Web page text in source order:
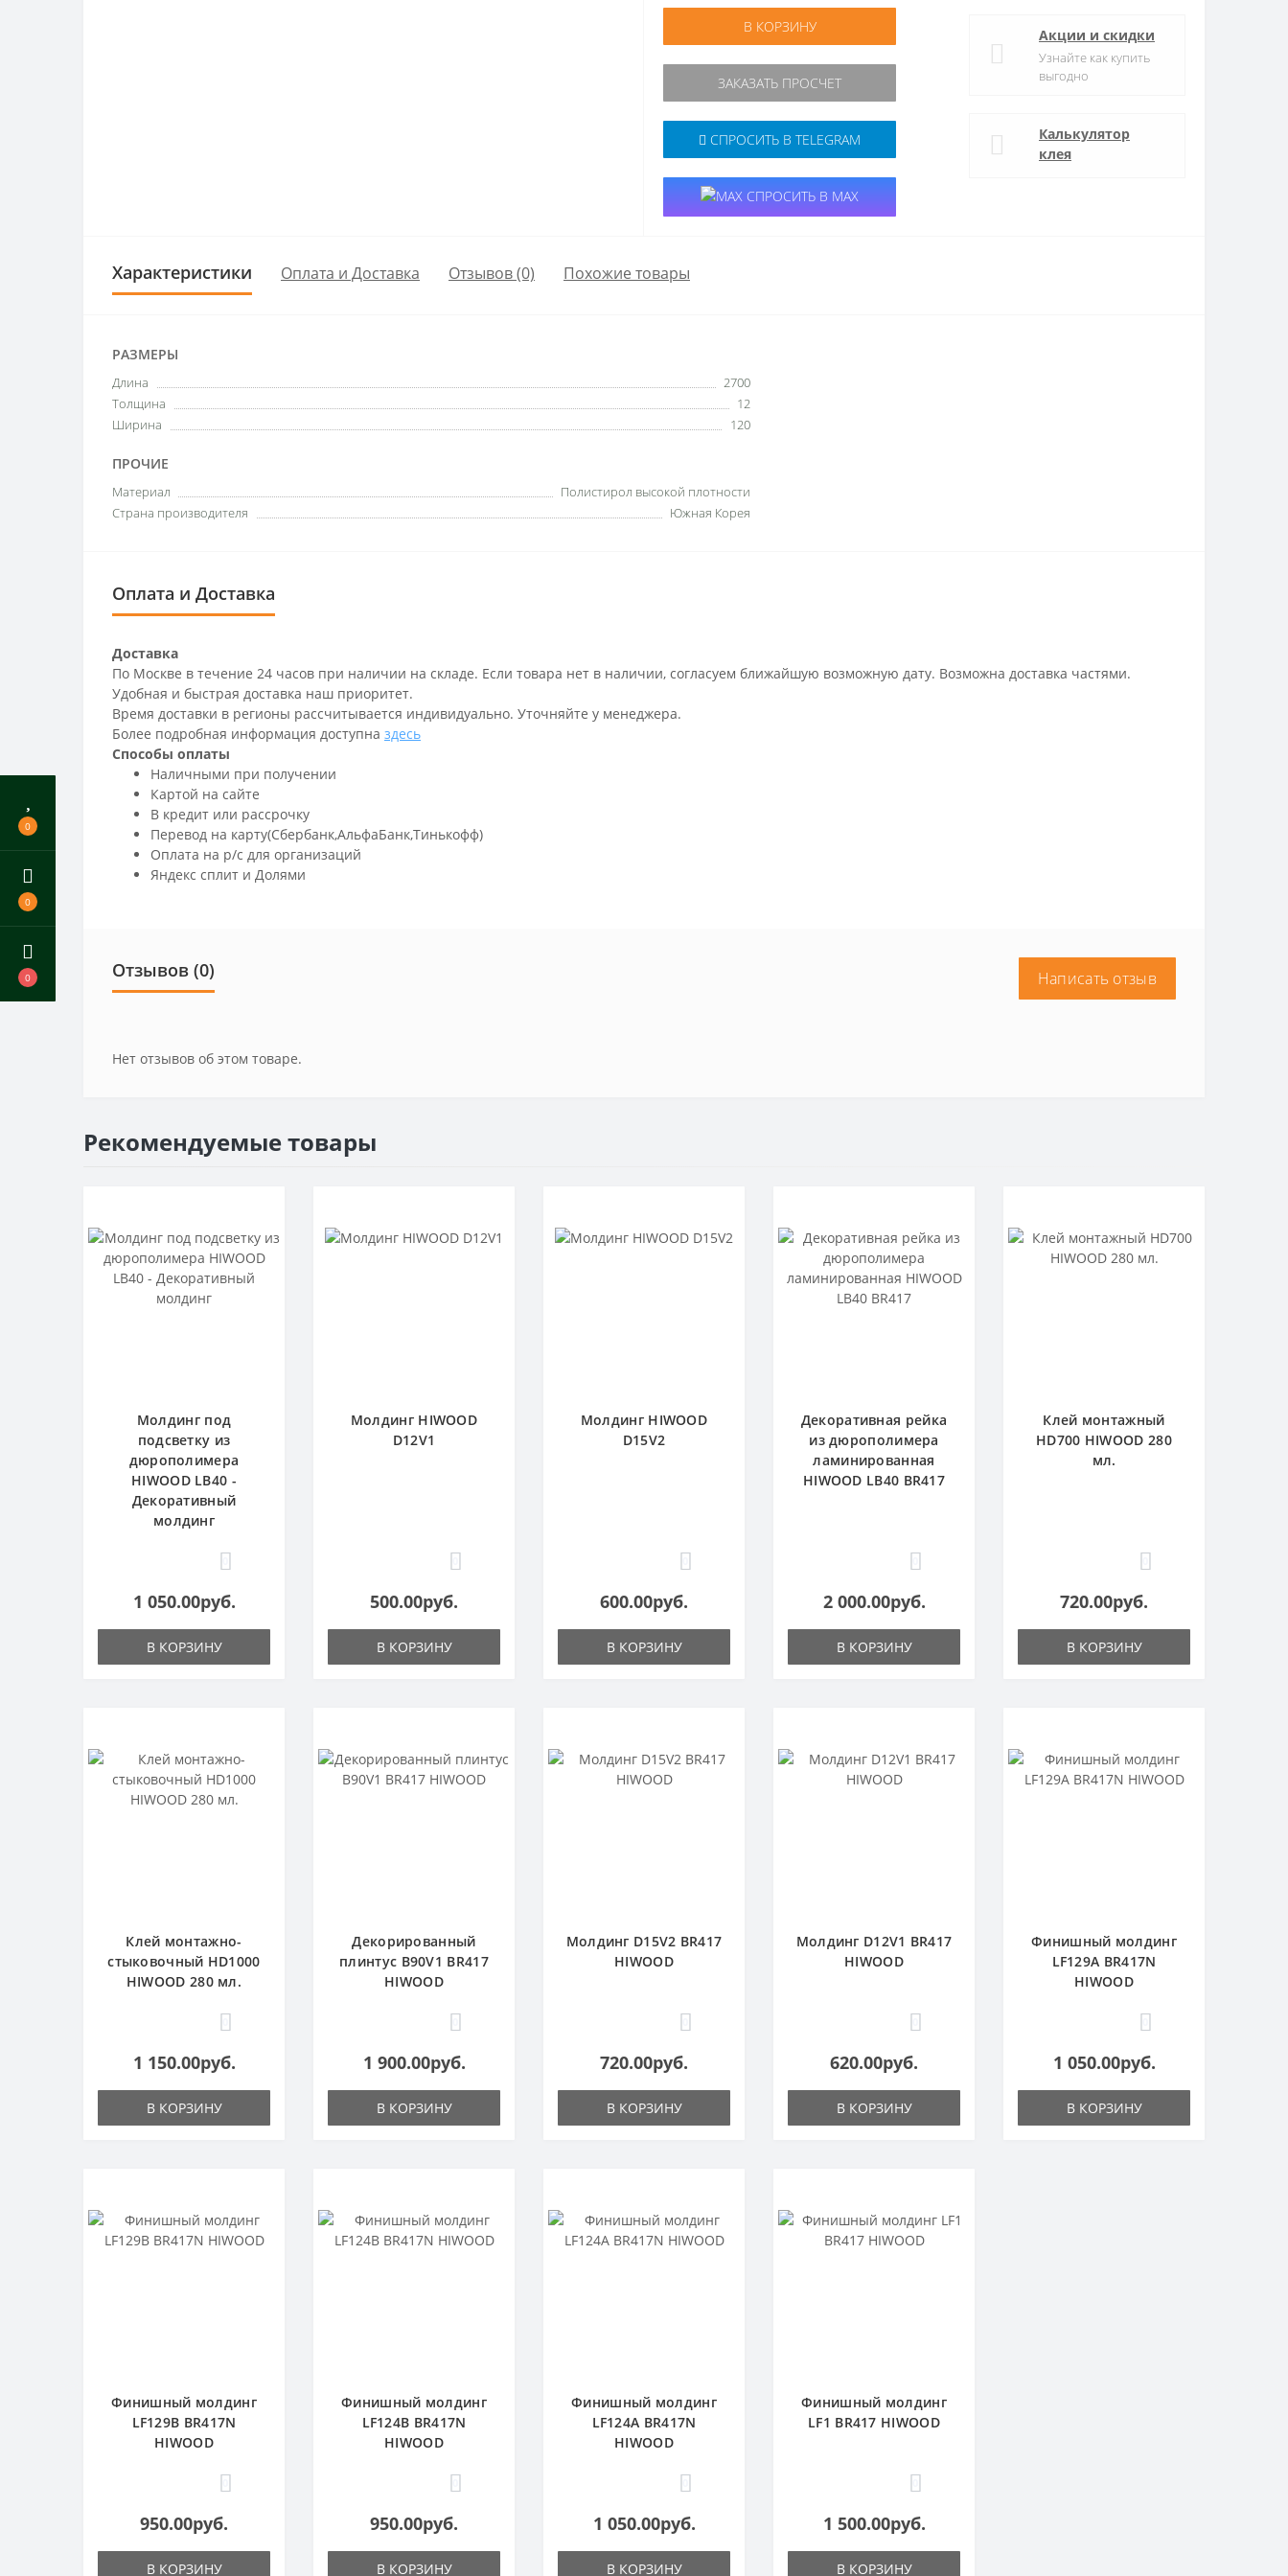
0
0
0
В КОРЗИНУ
ЗАКАЗАТЬ ПРОСЧЕТ
СПРОСИТЬ В TELEGRAM
СПРОСИТЬ В MAX
Акции и скидки
Узнайте как купить
выгодно
Калькулятор
клея
Характеристики Оплата и Доставка Отзывов (0) Похожие товары
РАЗМЕРЫ
Длина
2700
Толщина
12
Ширина
120
ПРОЧИЕ
Материал
Полистирол высокой плотности
Страна производителя
Южная Корея
Оплата и Доставка
Доставка
По Москве в течение 24 часов при наличии на складе. Если товара нет в наличии, согласуем ближайшую возможную дату. Возможна доставка частями.
Удобная и быстрая доставка наш приоритет.
Время доставки в регионы рассчитывается индивидуально. Уточняйте у менеджера.
Более подробная информация доступна здесь
Способы оплаты
Наличными при получении
Картой на сайте
В кредит или рассрочку
Перевод на карту(Сбербанк,АльфаБанк,Тинькофф)
Оплата на р/c для организаций
Яндекс сплит и Долями
Отзывов (0) Написать отзыв
Нет отзывов об этом товаре.
Рекомендуемые товары
Молдинг под
подсветку из
дюрополимера
HIWOOD LB40 -
Декоративный
молдинг
1 050.00руб.
В КОРЗИНУ
Молдинг HIWOOD
D12V1
500.00руб.
В КОРЗИНУ
Молдинг HIWOOD
D15V2
600.00руб.
В КОРЗИНУ
Декоративная рейка
из дюрополимера
ламинированная
HIWOOD LB40 BR417
2 000.00руб.
В КОРЗИНУ
Клей монтажный
HD700 HIWOOD 280
мл.
720.00руб.
В КОРЗИНУ
Клей монтажно-
стыковочный HD1000
HIWOOD 280 мл.
1 150.00руб.
В КОРЗИНУ
Декорированный
плинтус B90V1 BR417
HIWOOD
1 900.00руб.
В КОРЗИНУ
Молдинг D15V2 BR417
HIWOOD
720.00руб.
В КОРЗИНУ
Молдинг D12V1 BR417
HIWOOD
620.00руб.
В КОРЗИНУ
Финишный молдинг
LF129A BR417N
HIWOOD
1 050.00руб.
В КОРЗИНУ
Финишный молдинг
LF129B BR417N
HIWOOD
950.00руб.
В КОРЗИНУ
Финишный молдинг
LF124B BR417N
HIWOOD
950.00руб.
В КОРЗИНУ
Финишный молдинг
LF124A BR417N
HIWOOD
1 050.00руб.
В КОРЗИНУ
Финишный молдинг
LF1 BR417 HIWOOD
1 500.00руб.
В КОРЗИНУ